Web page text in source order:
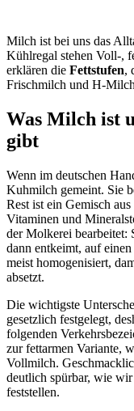
Milch ist bei uns das
Kühlregal stehen Voll-,
erklären die Fettstufen,
Frischmilch und H-
Was Milch ist
gibt
Wenn im deutschen
Kuhmilch gemeint. Sie
Rest ist ein Gemisch
Vitaminen und
der Molkerei bearbeitet:
dann entkeimt, auf
meist homogenisiert,
absetzt.
Die wichtigste
gesetzlich festgelegt,
folgenden
zur fettarmen Variante,
Vollmilch.
deutlich spürbar, wie
feststellen.